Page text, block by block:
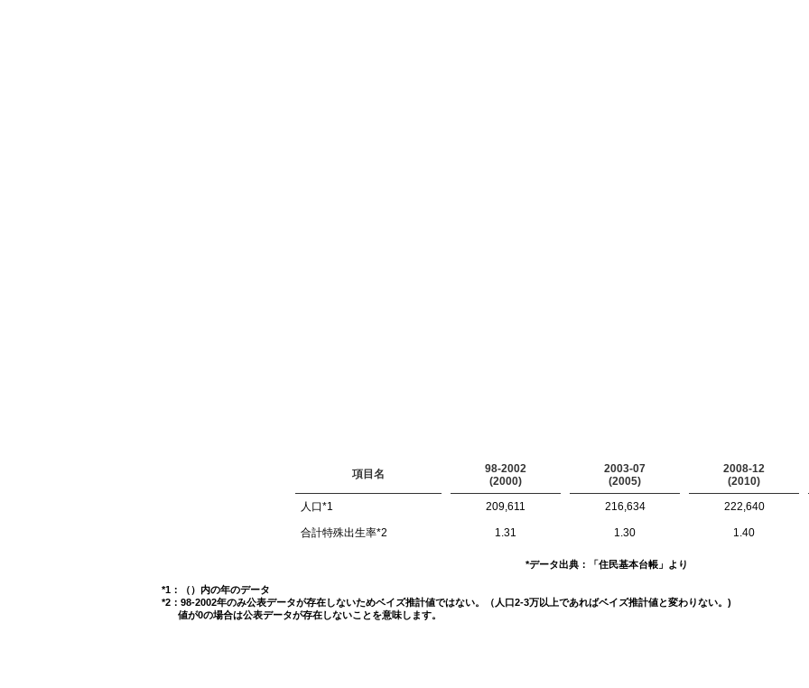
項目名
98-2002
(2000)
2003-07
(2005)
2008-12
(2010)
人口*1 209,611 216,634 222,640
合計特殊出生率*2 1.31 1.30 1.40
*データ出典：「住民基本台帳」より
*1：（）内の年のデータ
*2：98-2002年のみ公表データが存在しないためベイズ推計値ではない。（人口2-3万以上であればベイズ推計値と変わりない。)
値が0の場合は公表データが存在しないことを意味します。